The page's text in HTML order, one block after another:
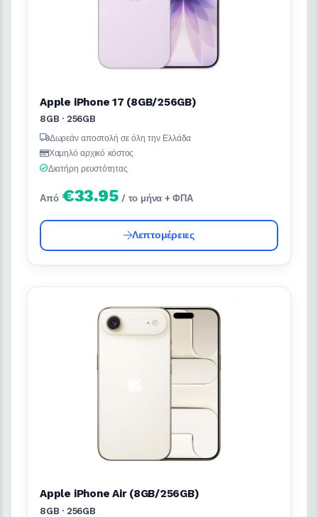
Apple iPhone 17 (8GB/256GB)
8GB · 256GB
Δωρεάν αποστολή σε όλη την Ελλάδα
Χαμηλό αρχικό κόστος
Διατήρη ρευστότητας
Από €33.95 / το μήνα + ΦΠΑ
Λεπτομέρειες
Apple iPhone Air (8GB/256GB)
8GB · 256GB